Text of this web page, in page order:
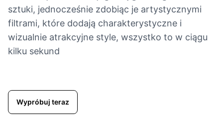
sztuki, jednocześnie zdobiąc je artystycznymi
filtrami, które dodają charakterystyczne i
wizualnie atrakcyjne style, wszystko to w ciągu
kilku sekund
Wypróbuj teraz